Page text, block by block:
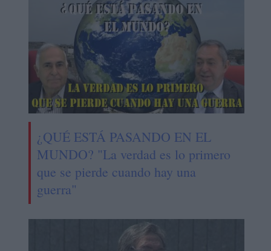
¿QUÉ ESTÁ PASANDO EN EL
MUNDO? "La verdad es lo primero
que se pierde cuando hay una
guerra"